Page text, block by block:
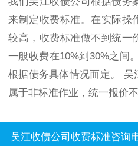
来制定收费标准。在实际操
较高，收费标准做不到统一
一般收费在10%到30%之间
根据债务具体情况而定。
属于非标准作业，统一报价
吴江收债公司收费标准咨询